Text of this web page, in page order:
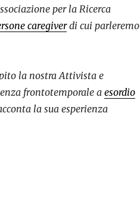
per la Ricerca
caregiverdi cui parleremo
la nostra Attivista e
frontotemporale a esordio
la sua esperienza